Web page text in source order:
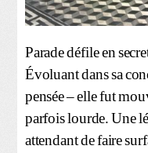
Parade défile en
Évoluant dans sa
pensée – elle fut
parfois lourde. Une
attendant de faire